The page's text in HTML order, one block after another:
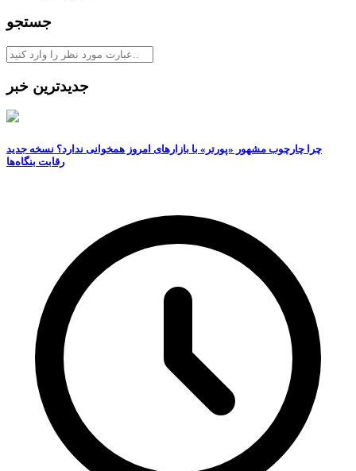
جستجو
جدیدترین خبر
چرا چارچوب مشهور «پورتر» با بازارهای امروز همخوانی ندارد؟ نسخه جدید
رقابت‌ بنگاه‌ها